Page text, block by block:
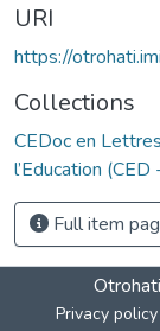
URI
https://
Collections
CEDoc en
l’Education
Full item
Otrohati
Privacy policy